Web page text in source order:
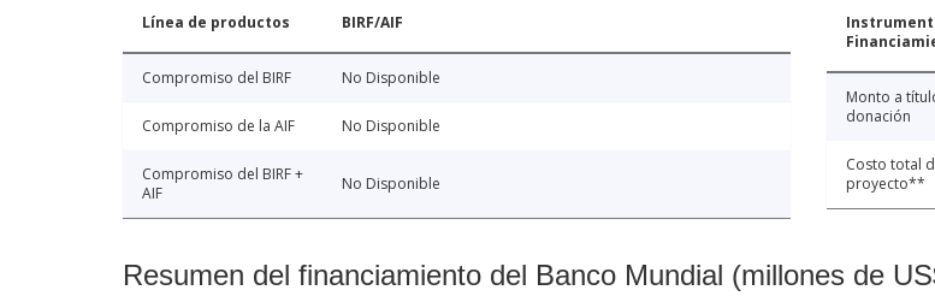
Línea de productos BIRF/AIF
Compromiso del BIRF No Disponible
Compromiso de la AIF No Disponible
Compromiso del BIRF +
AIF
No Disponible
Monto a
donación
Costo total
proyecto**
Resumen del financiamiento del Banco Mundial (millones de